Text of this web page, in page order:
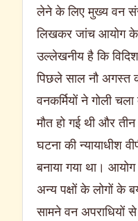
लेने के लिए मुख्य वन
लिखकर जांच आयोग के
उल्लेखनीय है कि
पिछले साल नौ अगस्त
वनकर्मियों ने गोली
मौत हो गई थी और
घटना की न्यायाधीश
बनाया गया था।
अन्य पक्षों के लोगों के
सामने वन अपराधियों